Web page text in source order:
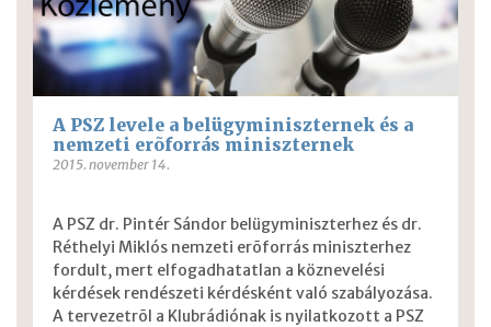
A PSZ levele a belügyminiszternek és a
nemzeti erõforrás miniszternek
2015. november 14.
A PSZ dr. Pintér Sándor belügyminiszterhez és dr.
Réthelyi Miklós nemzeti erõforrás miniszterhez
fordult, mert elfogadhatatlan a köznevelési
kérdések rendészeti kérdésként való szabályozása.
A tervezetrõl a Klubrádiónak is nyilatkozott a PSZ